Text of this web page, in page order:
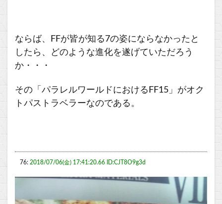
ならば、FFが皆が知る7の姿にならなかったと
したら、どのような進化を遂げていただろう
か・・・
その「パラレルワールドにおけるFF15」がオク
トパストラベラーなのである。
76: 2018/07/06(金) 17:41:20.66 ID:CJT8O9g3d